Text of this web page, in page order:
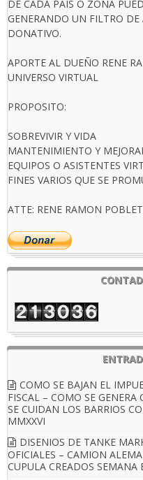
DE CADA PAIS O ZONA
GENERANDO UN FILTRO DE
DONATIVO.
APORTE AL DUEÑO RENE
UNIVERSO VIRTUAL
PROPOSITO:
SOBREVIVIR Y VIDA
MANTENIMIENTO Y
EQUIPOS O ASISTENTES
FINES VARIOS QUE SE
ATTE: RENE RAMON
COMO SE BAJAN EL
FISCAL – COMO SE
SE CUIDAN LOS BARRIOS
MMXXVI
DISENIOS DE TANKE
OFICIALES – CAMION
CUPULA CREADOS